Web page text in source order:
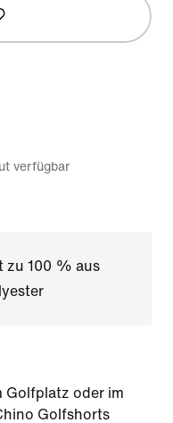
verfügbar
zu 100 % aus
Golfplatz oder im
Golfshorts